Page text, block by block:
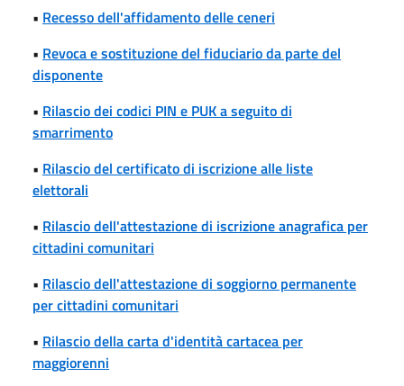
• Recesso dell'affidamento delle ceneri
• Revoca e sostituzione del fiduciario da parte del
disponente
• Rilascio dei codici PIN e PUK a seguito di
smarrimento
• Rilascio del certificato di iscrizione alle liste
elettorali
• Rilascio dell'attestazione di iscrizione anagrafica per
cittadini comunitari
• Rilascio dell'attestazione di soggiorno permanente
per cittadini comunitari
• Rilascio della carta d'identità cartacea per
maggiorenni